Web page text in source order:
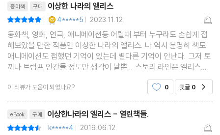
종이책 구매 이상한 나라의 앨리스
| 4*****5 | 2023.11.12
동화책, 영화, 연극, 애니메이션등 어릴때 부터 누구라도 손쉽게 접
해보았을 만한 작품인 이상한 나라의 앨리스. 나 역시 분명히 책도
애니메이션도 접했던 기억이 있는데 별다른 기억이 안난다. 그저 토
끼나 트럼프 인간들 정도만 생각이 날뿐... 스토리 라인은 앨리스라
는 여자 아이가 토끼굴을 타고 떨어져 도착한 이상에 나라에서 겪는
모험에 대한 이야기이다. 가벼운 모험이야기
이 리뷰가 도움이 되었나요? 0 댓글 0
eBook 구매 이상한나라의 엘리스 - 열린책들.
| k*****4 | 2019.06.12